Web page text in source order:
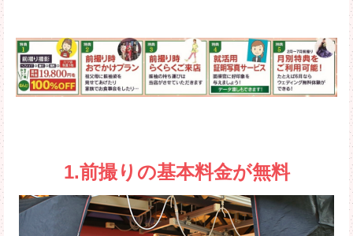
1.前撮りの基本料金が無料